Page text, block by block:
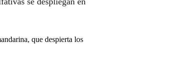
que despierta los